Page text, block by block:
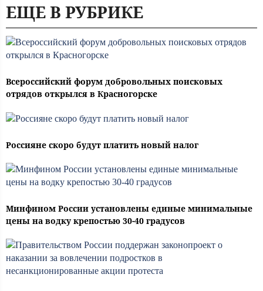
ЕЩЕ В РУБРИКЕ
Всероссийский форум добровольных поисковых
отрядов открылся в Красногорске
Россияне скоро будут платить новый налог
Минфином России установлены единые минимальные
цены на водку крепостью 30-40 градусов